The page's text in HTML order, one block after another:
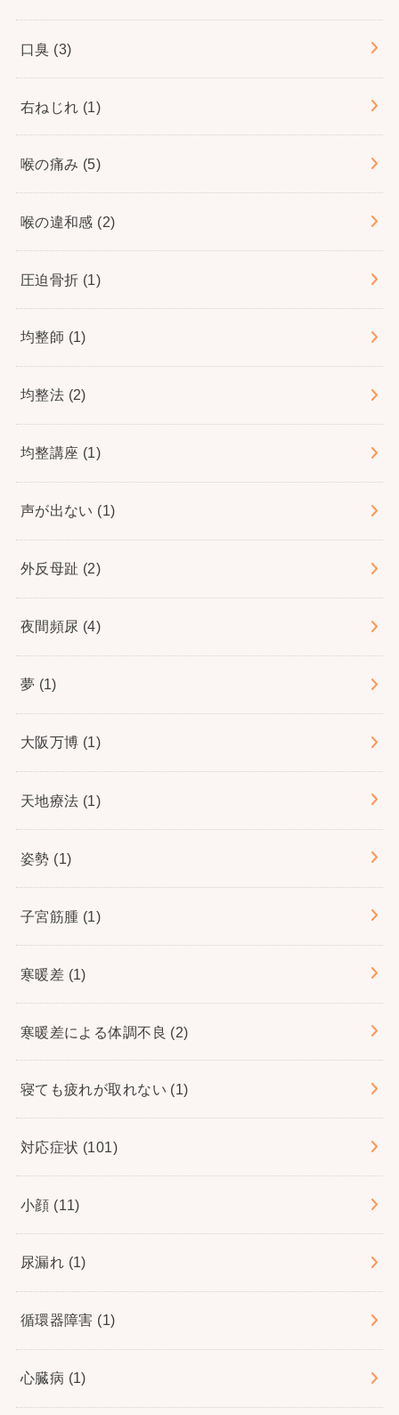
口臭 (3)
右ねじれ (1)
喉の痛み (5)
喉の違和感 (2)
圧迫骨折 (1)
均整師 (1)
均整法 (2)
均整講座 (1)
声が出ない (1)
外反母趾 (2)
夜間頻尿 (4)
夢 (1)
大阪万博 (1)
天地療法 (1)
姿勢 (1)
子宮筋腫 (1)
寒暖差 (1)
寒暖差による体調不良 (2)
寝ても疲れが取れない (1)
対応症状 (101)
小顔 (11)
尿漏れ (1)
循環器障害 (1)
心臓病 (1)